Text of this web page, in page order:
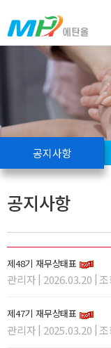
공지사항
공지사항
제48기 재무상태표
관리자 | 2026.03.20 |
제47기 재무상태표
관리자 | 2025.03.20 |